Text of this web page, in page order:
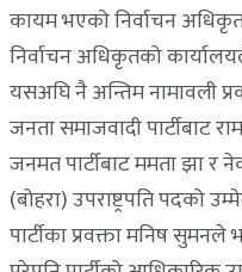
कायम भएको निर्वाचन
निर्वाचन अधिकृतको
यसअघि नै अन्तिम नामावली
जनता समाजवादी पार्टीबाट
जनमत पार्टीबाट ममता झा र
(बोहरा) उपराष्ट्रपति पदको
पार्टीका प्रवक्ता मनिष